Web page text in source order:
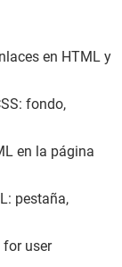
en HTML y
fondo,
en la página
pestaña,
for user